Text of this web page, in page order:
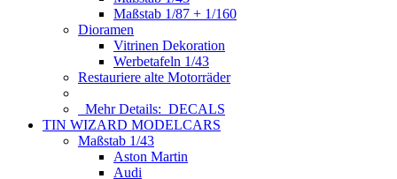
Maßstab 1/87 + 1/160
Dioramen
Vitrinen Dekoration
Werbetafeln 1/43
Restauriere alte Motorräder
Mehr Details: DECALS
TIN WIZARD MODELCARS
Maßstab 1/43
Aston Martin
Audi